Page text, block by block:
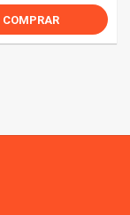
COMPRAR